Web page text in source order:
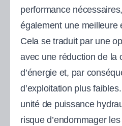
performance
également une meilleure
Cela se traduit par une
avec une réduction de la
d’énergie et, par
d’exploitation plus
unité de puissance
risque d’endommager